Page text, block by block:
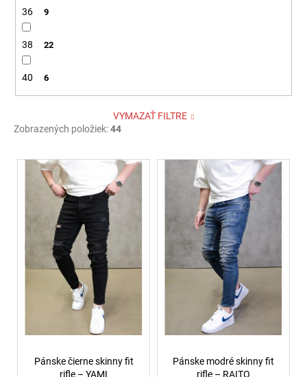
36 9
38 22
40 6
VYMAZAŤ FILTRE
Zobrazených položiek:44
V
Pánske čierne skinny fit
rifle – YAMI
Pánske modré skinny fit
rifle – RAITO